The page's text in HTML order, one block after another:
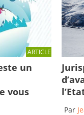
ARTICLE
un
vous
Par